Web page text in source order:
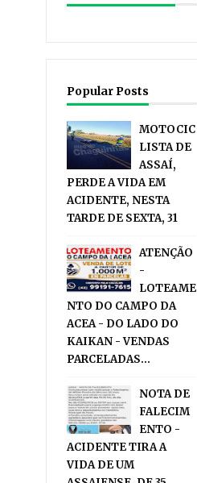
Popular Posts
MOTOCIC
LISTA DE
ASSAÍ,
PERDE A VIDA EM
ACIDENTE, NESTA
TARDE DE SEXTA, 31
ATENÇÃO
-
LOTEAME
NTO DO CAMPO DA
ACEA - DO LADO DO
KAIKAN - VENDAS
PARCELADAS...
NOTA DE
FALECIM
ENTO -
ACIDENTE TIRA A
VIDA DE UM